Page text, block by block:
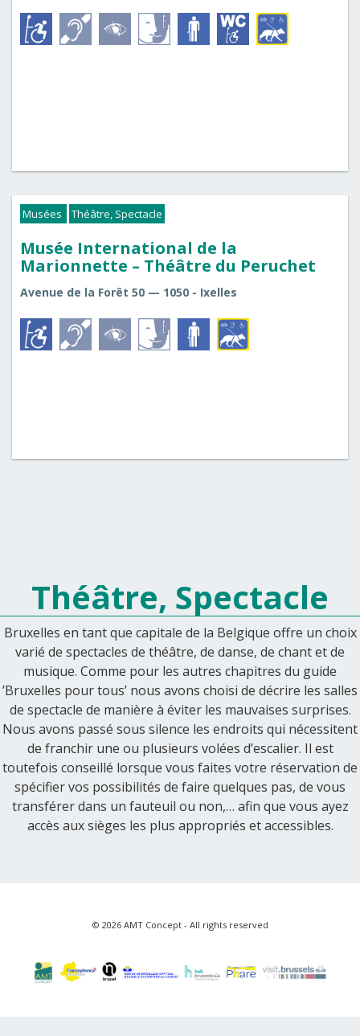
Musées Théâtre, Spectacle
Musée International de la
Marionnette – Théâtre du Peruchet
Avenue de la Forêt 50 — 1050 - Ixelles
Théâtre, Spectacle
Bruxelles en tant que capitale de la Belgique offre un choix
varié de spectacles de théâtre, de danse, de chant et de
musique. Comme pour les autres chapitres du guide
’Bruxelles pour tous’ nous avons choisi de décrire les salles
de spectacle de manière à éviter les mauvaises surprises.
Nous avons passé sous silence les endroits qui nécessitent
de franchir une ou plusieurs volées d’escalier. Il est
toutefois conseillé lorsque vous faites votre réservation de
spécifier vos possibilités de faire quelques pas, de vous
transférer dans un fauteuil ou non,… afin que vous ayez
accès aux sièges les plus appropriés et accessibles.
© 2026 AMT Concept - All rights reserved